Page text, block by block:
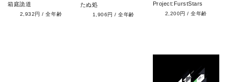
箱庭詭道
2,932円 /全年齢
たぬ処
1,906円 /全年齢
Project:FurstStars
2,200円 /全年齢